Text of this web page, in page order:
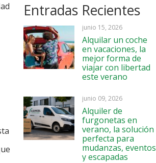
Entradas Recientes
junio 15, 2026
Alquilar un coche
en vacaciones, la
mejor forma de
viajar con libertad
este verano
junio 09, 2026
Alquiler de
furgonetas en
verano, la solución
perfecta para
mudanzas, eventos
y escapadas